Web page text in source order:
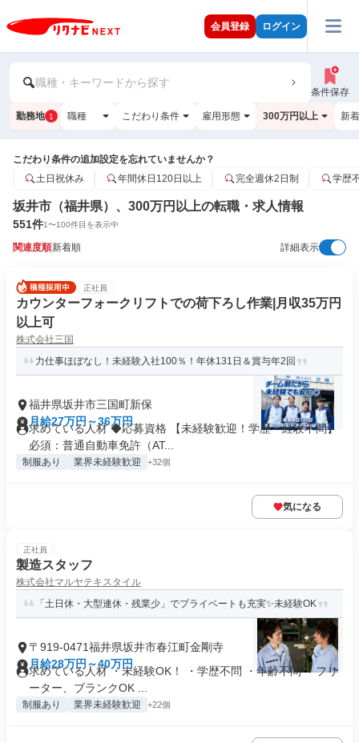
会員登録 ログイン
職種・キーワードから探す
条件保存
勤務地 1 職種 こだわり条件 雇用形態 300万円以上 新
こだわり条件の追加設定を忘れていませんか？
土日祝休み
年間休日120日以上 完全週休2日制 学歴
坂井市（福井県）、300万円以上の転職・求人情報
551件1〜100件目を表示中
関連度順新着順 詳細表示
正社員
カウンターフォークリフトでの荷下ろし作業|月収35万円
以上可
株式会社三国
力仕事ほぼなし！未経験入社100％！年休131日＆賞与年2回
福井県坂井市三国町新保
月給27万円～36万円
求めている人材 ◆応募資格 【未経験歓迎！学歴・経験不問】
必須：普通自動車免許（AT...
制服あり 業界未経験歓迎 +32個
気になる
正社員
製造スタッフ
株式会社マルヤテキスタイル
「土日休・大型連休・残業少」でプライベートも充実✨未経験OK
〒919-0471福井県坂井市春江町金剛寺
月給28万円～40万円
求めている人材 ・未経験OK！ ・学歴不問 ・年齢不問 ・フリ
ーター、ブランクOK ...
制服あり 業界未経験歓迎 +22個